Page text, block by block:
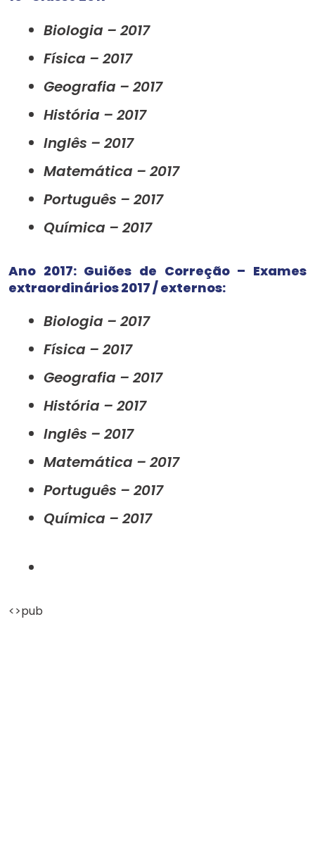
Biologia – 2017
Física – 2017
Geografia – 2017
História – 2017
Inglês – 2017
Matemática – 2017
Português – 2017
Química – 2017
Ano 2017: Guiões de Correção – Exames
extraordinários 2017 / externos:
Biologia – 2017
Física – 2017
Geografia – 2017
História – 2017
Inglês – 2017
Matemática – 2017
Português – 2017
Química – 2017
<>pub